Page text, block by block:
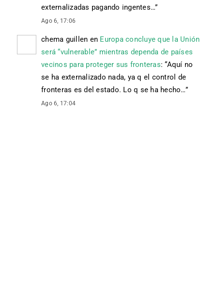
externalizadas pagando ingentes…”
Ago 6, 17:06
chema guillen en Europa concluye que la Unión
será “vulnerable” mientras dependa de países
vecinos para proteger sus fronteras: “Aquí no
se ha externalizado nada, ya q el control de
fronteras es del estado. Lo q se ha hecho…”
Ago 6, 17:04